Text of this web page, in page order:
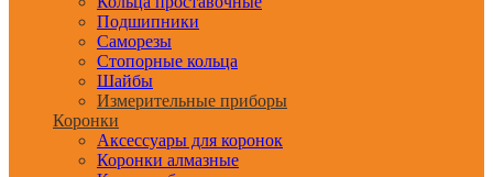
Подшипники
Саморезы
Стопорные кольца
Шайбы
Измерительные приборы
Коронки
Аксессуары для коронок
Коронки алмазные